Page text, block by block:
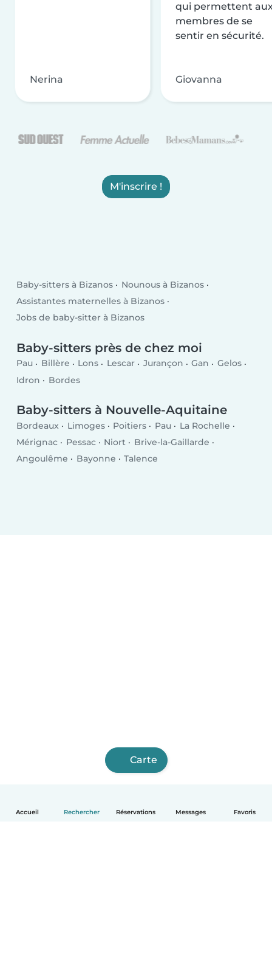
Accueil Rechercher Réservations Messages Favoris
Nerina
qui permettent
membres de se
sentir en sécurité.
Giovanna
M'inscrire !
Baby-sitters à Bizanos
Nounous à Bizanos
Assistantes maternelles à Bizanos
Jobs de baby-sitter à Bizanos
Baby-sitters près de chez moi
Pau Billère Lons Lescar Jurançon Gan
Gelos
Idron
Bordes
Baby-sitters à Nouvelle-Aquitaine
Bordeaux Limoges Poitiers Pau
La Rochelle
Mérignac
Pessac Niort
Brive-la-Gaillarde
Angoulême
Bayonne Talence
Carte